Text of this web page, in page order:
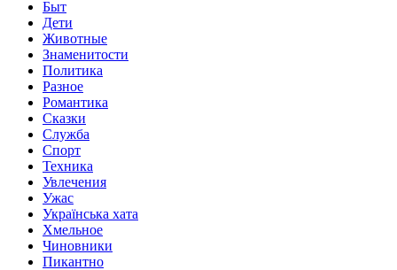
Быт
Дети
Животные
Знаменитости
Политика
Разное
Романтика
Сказки
Служба
Спорт
Техника
Увлечения
Ужас
Українська хата
Хмельное
Чиновники
Пикантно